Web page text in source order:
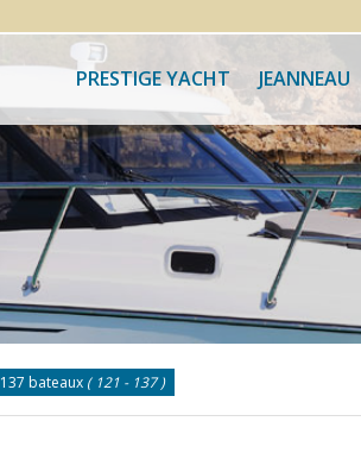
PRESTIGE YACHT JEANNEAU
137 bateaux ( 121 - 137 )